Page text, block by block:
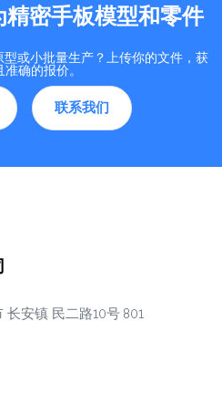
密手板模型和零件
或小批量生产？上传你的文件，获
确的报价。
联系我们
安镇 民二路10号 801